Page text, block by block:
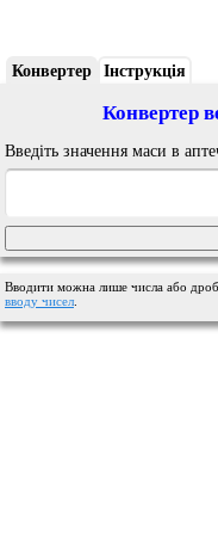
Конвертер Інструкція
Конвертер
Введіть значення маси в
Вводити можна лише числа або
вводу чисел